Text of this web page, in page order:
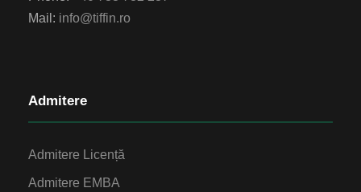
Mail: info@tiffin.ro
Admitere
Admitere Licență
Admitere EMBA